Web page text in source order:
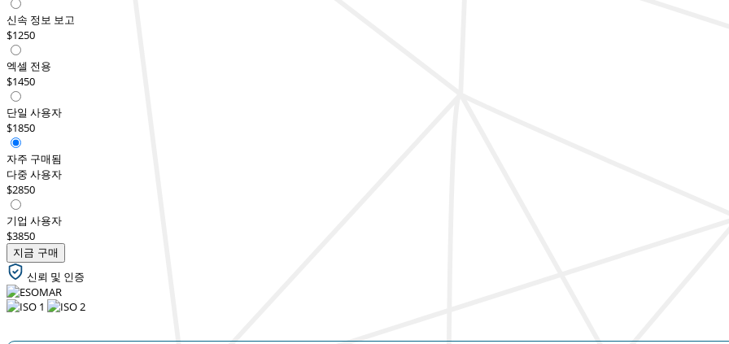
신속 정보 보고
$1250
엑셀 전용
$1450
단일 사용자
$1850
자주 구매됨
다중 사용자
$2850
기업 사용자
$3850
지금 구매
신뢰 및 인증